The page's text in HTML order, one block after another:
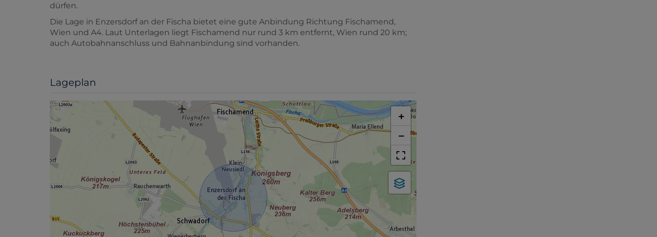
dürfen.
Die Lage in Enzersdorf an der Fischa bietet eine gute Anbindung Richtung Fischamend,
Wien und A4. Laut Unterlagen liegt Fischamend nur rund 3 km entfernt, Wien rund 20 km;
auch Autobahnanschluss und Bahnanbindung sind vorhanden.
Lageplan
+
−